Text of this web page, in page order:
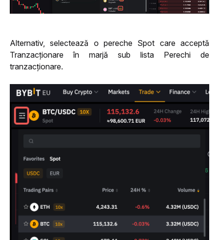
Alternativ, selectează o pereche Spot care acceptă
Tranzacționare în marjă sub lista Perechi de
tranzacționare.